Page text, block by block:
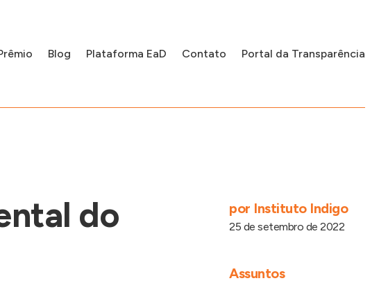
Blog Plataforma EaD Contato Portal da Transparência
do
por Instituto Indigo
25 de setembro de 2022
Assuntos